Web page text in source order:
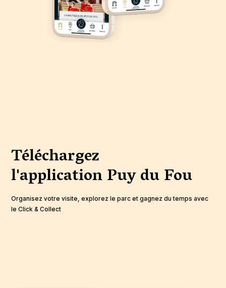
Téléchargez
l'applicationPuy du Fou
Organisez votre visite, explorez le parc et gagnez du temps avec
le Click & Collect